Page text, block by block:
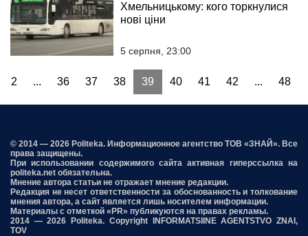
Хмельницькому: кого торкнулися
нові ціни
5 серпня, 23:00
2 ... 36 37 38 39 40 41 42 ... 48
© 2014 — 2026 Politeka. Информационное агентство ТОВ «ЗНАЙ». Все
права защищены.
При использовании содержимого сайта активная гиперссылка на
politeka.net обязательна.
Мнение автора статьи не отражает мнение редакции.
Редакция не несет ответственности за обоснованность и толкование
мнения автора, а сайт является лишь носителем информации.
Материалы с отметкой «PR» публикуются на правах рекламы.
2014 — 2026 Politeka. Copyright INFORMATSIINE AGENTSTVO ZNAI,
TOV